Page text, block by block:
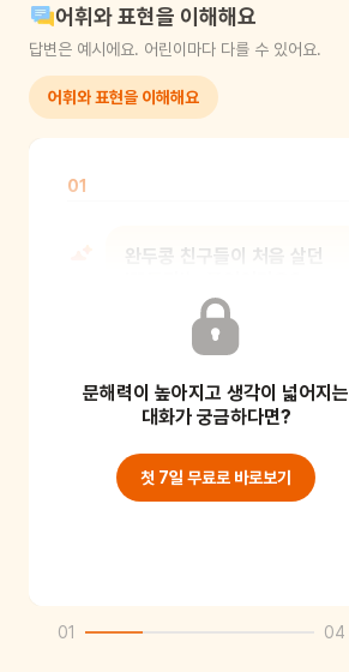
어휘와 표현을 이해해요
답변은 예시에요. 어린이마다 다를 수 있어요.
어휘와 표현을 이해해요
01
완두콩 친구들이 처음 살던
그림에서 꼬투리를
찾아볼까요?
길쭉하고 초록색인 콩 집이에요. 완두콩
살았어요. (그림에
문해력이 높아지고 생각이 넓어지는
대화가 궁금하다면?
첫 7일 무료로 바로보기
01 04